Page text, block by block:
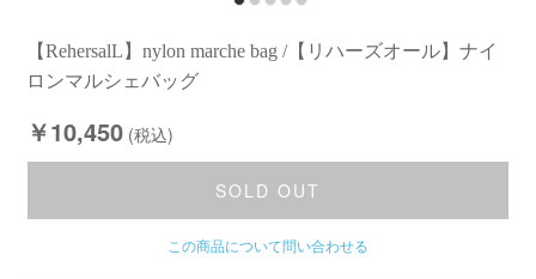
【RehersalL】nylon marche bag /【リハーズオール】ナイ
ロンマルシェバッグ
￥10,450 (税込)
SOLD OUT
この商品について問い合わせる